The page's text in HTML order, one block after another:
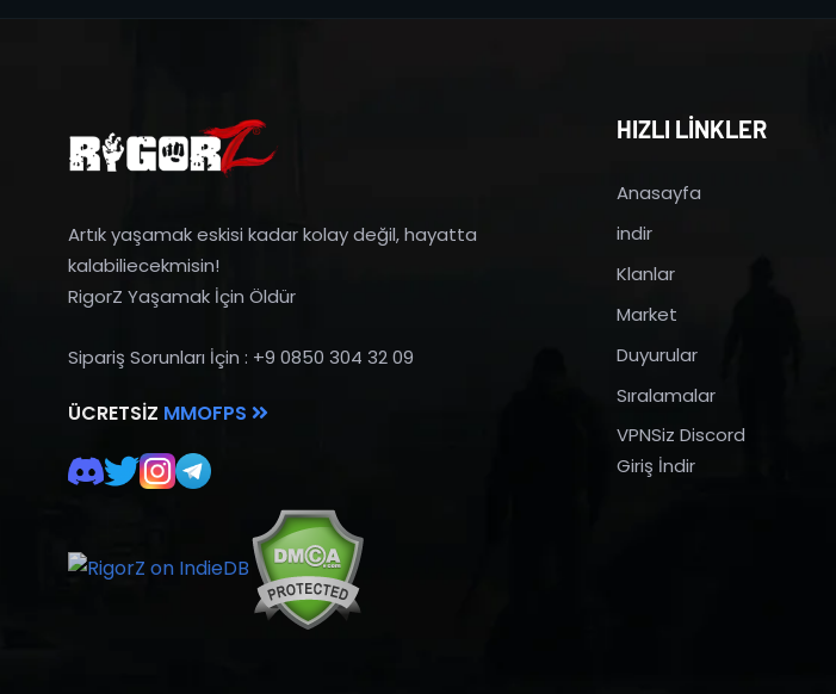
Artık yaşamak eskisi kadar kolay değil, hayatta
kalabiliecekmisin!
RigorZ Yaşamak İçin Öldür
Sipariş Sorunları İçin : +9 0850 304 32 09
ÜCRETSIZ MMOFPS
HIZLI LİNKLER
Anasayfa
indir
Klanlar
Market
Duyurular
Sıralamalar
VPNSiz Discord
Giriş İndir